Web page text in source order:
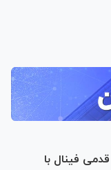
یک قدمی فینال با